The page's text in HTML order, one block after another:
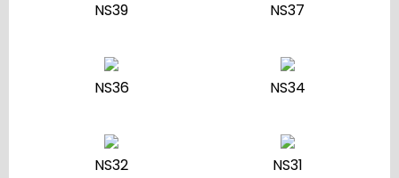
NS39 NS37
NS36 NS34
NS32 NS31